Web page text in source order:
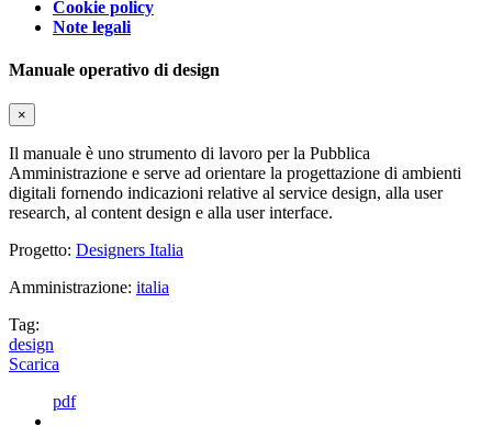
Cookie policy
Note legali
Manuale operativo di design
×
Il manuale è uno strumento di lavoro per la Pubblica
Amministrazione e serve ad orientare la progettazione di ambienti
digitali fornendo indicazioni relative al service design, alla user
research, al content design e alla user interface.
Progetto: Designers Italia
Amministrazione: italia
Tag:
design
Scarica
pdf